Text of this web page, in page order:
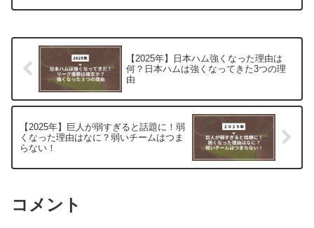
【2025年】日本ハム強くなった理由は
何？日本ハムは強くなってきた3つの理
由
【2025年】巨人が弱すぎると話題に！弱
くなった理由はなに？弱いチームはつま
らない！
コメント